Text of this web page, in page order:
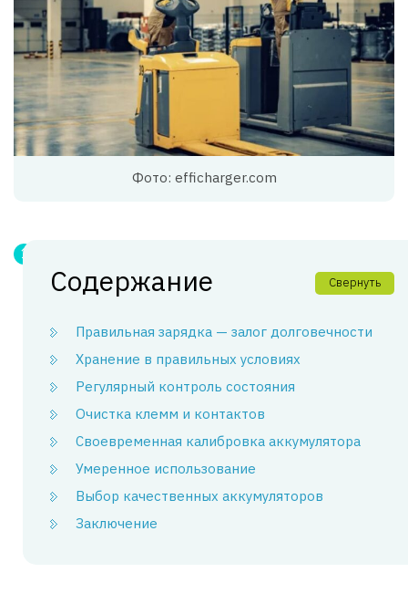
Фото: efficharger.com
Содержание Свернуть
Правильная зарядка — залог долговечности
Хранение в правильных условиях
Регулярный контроль состояния
Очистка клемм и контактов
Своевременная калибровка аккумулятора
Умеренное использование
Выбор качественных аккумуляторов
Заключение